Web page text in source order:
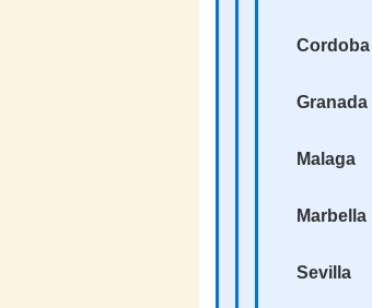
Cordoba
Granada
Malaga
Marbella
Sevilla